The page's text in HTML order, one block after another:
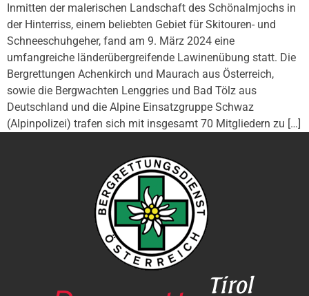
Inmitten der malerischen Landschaft des Schönalmjochs in
der Hinterriss, einem beliebten Gebiet für Skitouren- und
Schneeschuhgeher, fand am 9. März 2024 eine
umfangreiche länderübergreifende Lawinenübung statt. Die
Bergrettungen Achenkirch und Maurach aus Österreich,
sowie die Bergwachten Lenggries und Bad Tölz aus
Deutschland und die Alpine Einsatzgruppe Schwaz
(Alpinpolizei) trafen sich mit insgesamt 70 Mitgliedern zu […]